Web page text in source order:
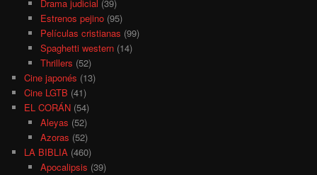
Drama judicial (39)
Estrenos pejino(95)
Películas cristianas (99)
Spaghetti western(14)
Thrillers (52)
Cine japonés (13)
Cine LGTB (41)
EL CORÁN (54)
Aleyas (52)
Azoras (52)
LA BIBLIA (460)
Apocalipsis (39)